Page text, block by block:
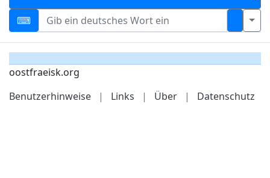
oostfraeisk.org
Benutzerhinweise
| Links | Über | Datenschutz